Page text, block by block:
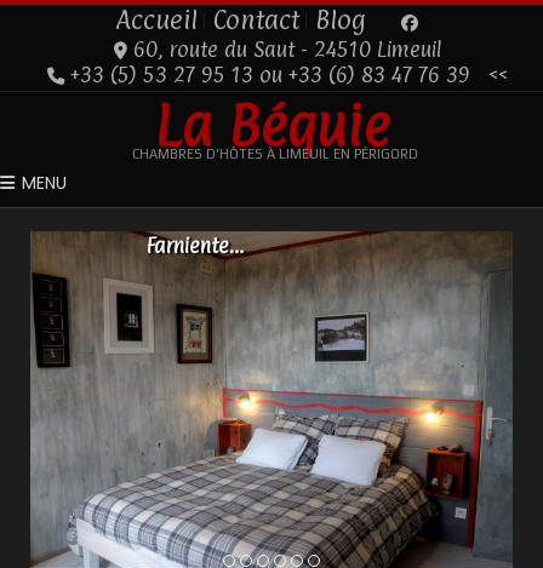
Accueil Contact Blog
60, route du Saut - 24510 Limeuil
+33 (5) 53 27 95 13 ou +33 (6) 83 47 76 39
<<
La Béquie
CHAMBRES D'HÔTES À LIMEUIL EN PÉRIGORD
MENUFARNIENTE…
Farniente…
1 23456